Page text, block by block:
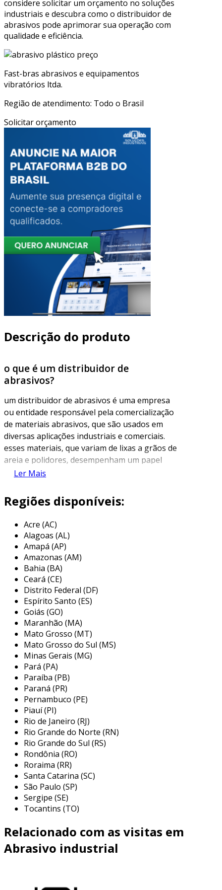
considere solicitar um orçamento no soluções
industriais e descubra como o distribuidor de
abrasivos pode aprimorar sua operação com
qualidade e eficiência.
Fast-bras abrasivos e equipamentos
vibratórios ltda.
Região de atendimento: Todo o Brasil
Solicitar orçamento
Descrição do produto
o que é um distribuidor de
abrasivos?
um distribuidor de abrasivos é uma empresa
ou entidade responsável pela comercialização
de materiais abrasivos, que são usados em
diversas aplicações industriais e comerciais.
esses materiais, que variam de lixas a grãos de
areia e polidores, desempenham um papel
crucial na preparação e acabamento de
setores como a construção, metalurgia e
manufatura.
os distribuidores de abrasivos atuam como
intermediários entre os fabricantes e os
consumidores finais. eles garantem que os
produtos cheguem a diferentes mercados e
pontos de venda, oferecendo uma variedade de
abrasivos e, frequentemente, serviços
adicionais como consultoria técnica, venda
personalizada e entrega, facilitando assim a
aquisição para os usuários.
principais aplicações dos abrasivos
os abrasivos são utilizados em uma ampla
gama de setores e têm diversas aplicações,
sempre visando a melhoria da qualidade e
acabamento das superfícies. a seguir, algumas
das principais aplicações dos abrasivos:
indústria metalúrgica:utilizada para
desbaste, polimento e acabamento de
peças metálicas, removendo imperfeições
e garantindo um ótimo acabamento.
construção civil:abrasivos são
empregados no tratamento de
superfícies, como a preparação de
de pisos.
setor automotivo:essencial para o
Ler Mais
Regiões disponíveis:
Acre (AC)
Alagoas (AL)
Amapá (AP)
Amazonas (AM)
Bahia (BA)
Ceará (CE)
Distrito Federal (DF)
Espírito Santo (ES)
Goiás (GO)
Maranhão (MA)
Mato Grosso (MT)
Mato Grosso do Sul (MS)
Minas Gerais (MG)
Pará (PA)
Paraíba (PB)
Paraná (PR)
Pernambuco (PE)
Piauí (PI)
Rio de Janeiro (RJ)
Rio Grande do Norte (RN)
Rio Grande do Sul (RS)
Rondônia (RO)
Roraima (RR)
Santa Catarina (SC)
São Paulo (SP)
Sergipe (SE)
Tocantins (TO)
Relacionado com as visitas em
Abrasivo industrial